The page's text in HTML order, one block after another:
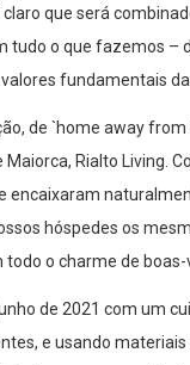
que será
tudo o que fazemos –
fundamentais
de `home away
Rialto Living.
encaixaram
hóspedes os
o charme de boas-
de 2021 com um
e usando